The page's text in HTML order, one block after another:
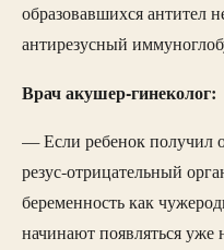
образовавшихся антител
антирезусный
Врач акушер-гинеколог:
— Если ребенок получил
резус-отрицательный
беременность как
начинают появляться уже